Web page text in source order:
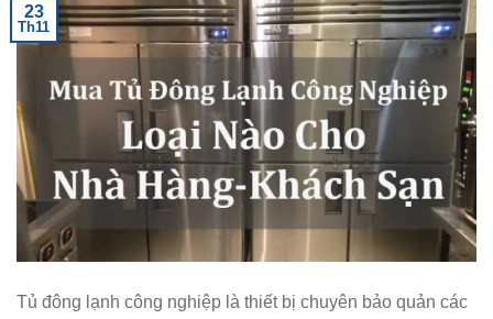
23
Th11
Tủ đông lạnh công nghiệp là thiết bị chuyên bảo quản các